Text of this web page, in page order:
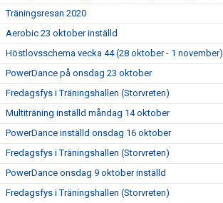
Träningsresan 2020
Aerobic 23 oktober inställd
Höstlovsschema vecka 44 (28 oktober - 1 november)
PowerDance på onsdag 23 oktober
Fredagsfys i Träningshallen (Storvreten)
Multiträning inställd måndag 14 oktober
PowerDance inställd onsdag 16 oktober
Fredagsfys i Träningshallen (Storvreten)
PowerDance onsdag 9 oktober inställd
Fredagsfys i Träningshallen (Storvreten)